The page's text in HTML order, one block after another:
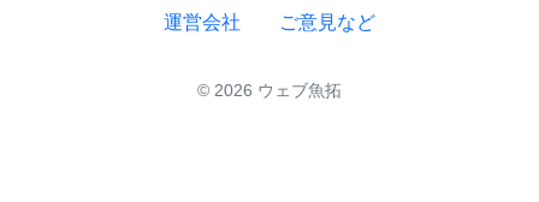
運営会社 ご意見など
© 2026 ウェブ魚拓